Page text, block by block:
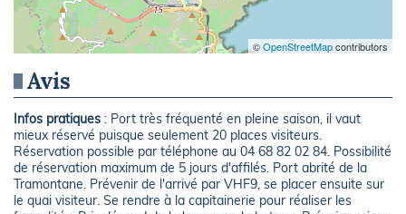
©OpenStreetMapcontributors
Avis
Infos pratiques : Port très fréquenté en pleine saison, il vaut
mieux réservé puisque seulement 20 places visiteurs.
Réservation possible par téléphone au 04 68 82 02 84. Possibilité
de réservation maximum de 5 jours d'affilés. Port abrité de la
Tramontane. Prévenir de l'arrivé par VHF9, se placer ensuite sur
le quai visiteur. Se rendre à la capitainerie pour réaliser les